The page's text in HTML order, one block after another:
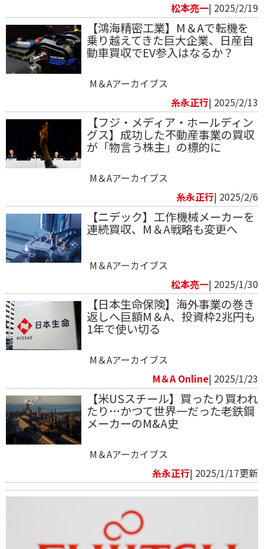
松本亮一| 2025/2/19
【鴻海精密工業】M＆Aで転機を
乗り越えてきた巨大企業、日産自
動車買収でEV参入はなるか？
M＆Aアーカイブス
糸永正行| 2025/2/13
【フジ・メディア・ホールディン
グス】成功した不動産事業の買収
が「物言う株主」の標的に
M＆Aアーカイブス
糸永正行| 2025/2/6
【ニデック】工作機械メーカーを
連続買収、M＆A戦略も変更へ
M＆Aアーカイブス
松本亮一| 2025/1/30
【日本生命保険】海外事業の巻き
返しへ巨額M＆A、投資枠2兆円も
1年で使い切る
M＆Aアーカイブス
M＆A Online| 2025/1/23
【米USスチール】買ったり買われ
たり…かつて世界一だった老鉄鋼
メーカーのM&A史
M＆Aアーカイブス
糸永正行| 2025/1/17更新